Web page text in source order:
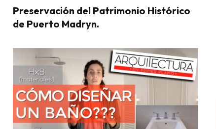
Preservación del Patrimonio Histórico
de Puerto Madryn.